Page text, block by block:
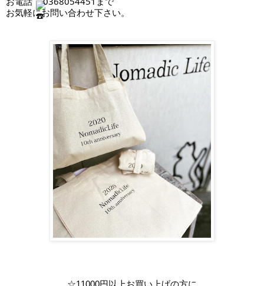
お気軽にお問い合わせ下さい。